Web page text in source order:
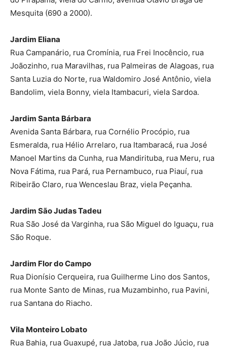
Mesquita (690 a 2000).
Jardim Eliana
Rua Campanário, rua Cromínia, rua Frei Inocêncio, rua
Joãozinho, rua Maravilhas, rua Palmeiras de Alagoas, rua
Santa Luzia do Norte, rua Waldomiro José Antônio, viela
Bandolim, viela Bonny, viela Itambacuri, viela Sardoa.
Jardim Santa Bárbara
Avenida Santa Bárbara, rua Cornélio Procópio, rua
Esmeralda, rua Hélio Arrelaro, rua Itambaracá, rua José
Manoel Martins da Cunha, rua Mandirituba, rua Meru, rua
Nova Fátima, rua Pará, rua Pernambuco, rua Piauí, rua
Ribeirão Claro, rua Wenceslau Braz, viela Peçanha.
Jardim São Judas Tadeu
Rua São José da Varginha, rua São Miguel do Iguaçu, rua
São Roque.
Jardim Flor do Campo
Rua Dionísio Cerqueira, rua Guilherme Lino dos Santos,
rua Monte Santo de Minas, rua Muzambinho, rua Pavini,
rua Santana do Riacho.
Vila Monteiro Lobato
Rua Bahia, rua Guaxupé, rua Jatoba, rua João Júcio, rua